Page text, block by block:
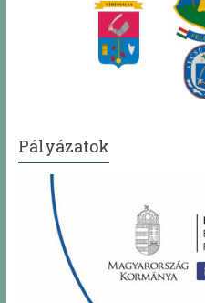
Pályázatok